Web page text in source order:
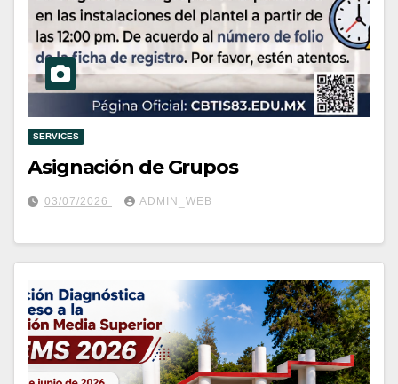
SERVICES
Asignación de Grupos
03/07/2026 ADMIN_WEB